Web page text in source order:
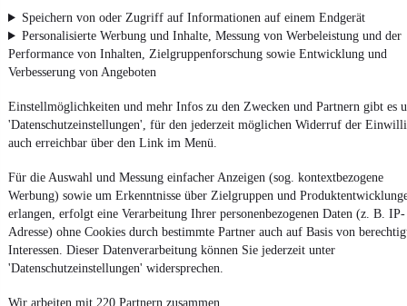
Speichern von oder Zugriff auf Informationen auf einem Endgerät
Personalisierte Werbung und Inhalte, Messung von Werbeleistung und der
Performance von Inhalten, Zielgruppenforschung sowie Entwicklung und
Verbesserung von Angeboten
Einstellmöglichkeiten und mehr Infos zu den Zwecken und Partnern gibt es
'Datenschutzeinstellungen', für den jederzeit möglichen Widerruf der
auch erreichbar über den Link im Menü.
Für die Auswahl und Messung einfacher Anzeigen (sog. kontextbezogene
Werbung) sowie um Erkenntnisse über Zielgruppen und
erlangen, erfolgt eine Verarbeitung Ihrer personenbezogenen Daten (z. B. IP-
Adresse) ohne Cookies durch bestimmte Partner auch auf Basis von
Interessen. Dieser Datenverarbeitung können Sie jederzeit unter
'Datenschutzeinstellungen' widersprechen.
Wir arbeiten mit 220 Partnern zusammen.
Vertrag widerrufen
Datenschutz
Datenschutzeinstellungen
Erklärung zur Barrierefreiheit
Report Security Vulnerability (English)
Powered by
Noch mehrneue Autosunterschiedlicher Marken, auch als
Leasing-Angebote, gibt es bei mobile.de